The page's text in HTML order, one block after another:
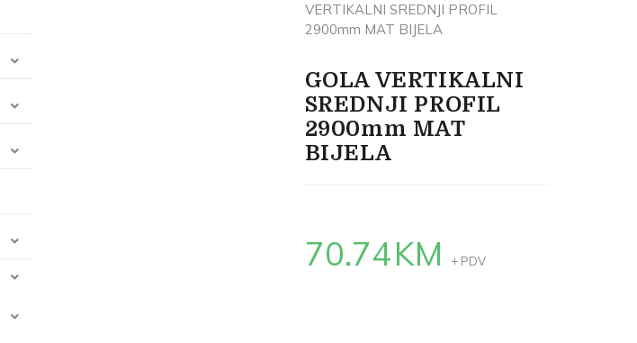
VERTIKALNI SREDNJI PROFIL
2900mm MAT BIJELA
GOLA VERTIKALNI
SREDNJI PROFIL
2900mm MAT
BIJELA
70.74KM + PDV